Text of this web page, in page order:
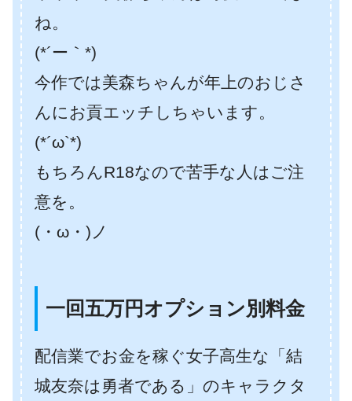
ね。
(*´ー｀*)
今作では美森ちゃんが年上のおじさ
んにお貢エッチしちゃいます。
(*´ω`*)
もちろんR18なので苦手な人はご注
意を。
(・ω・)ノ
一回五万円オプション別料金
配信業でお金を稼ぐ女子高生な「結
城友奈は勇者である」のキャラクタ